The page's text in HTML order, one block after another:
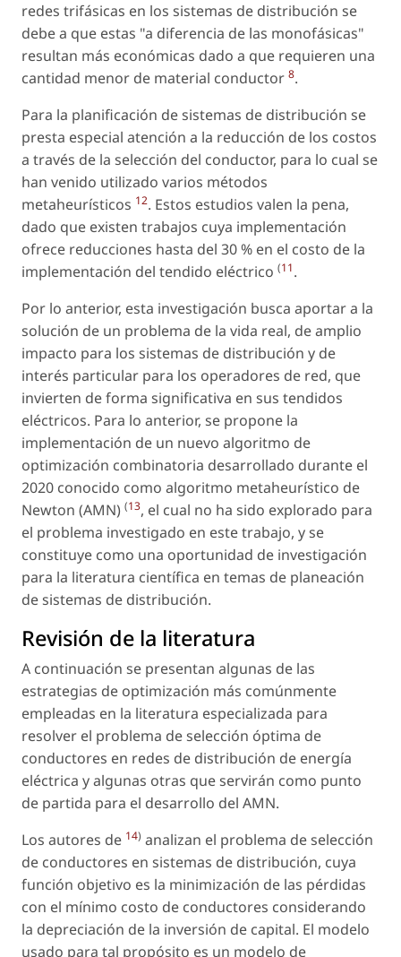
redes trifásicas en los sistemas de distribución se
debe a que estas "a diferencia de las monofásicas"
resultan más económicas dado a que requieren una
cantidad menor de material conductor 8.
Para la planificación de sistemas de distribución se
presta especial atención a la reducción de los costos
a través de la selección del conductor, para lo cual se
han venido utilizado varios métodos
metaheurísticos 12. Estos estudios valen la pena,
dado que existen trabajos cuya implementación
ofrece reducciones hasta del 30 % en el costo de la
implementación del tendido eléctrico (11.
Por lo anterior, esta investigación busca aportar a la
solución de un problema de la vida real, de amplio
impacto para los sistemas de distribución y de
interés particular para los operadores de red, que
invierten de forma significativa en sus tendidos
eléctricos. Para lo anterior, se propone la
implementación de un nuevo algoritmo de
optimización combinatoria desarrollado durante el
2020 conocido como algoritmo metaheurístico de
Newton (AMN) (13, el cual no ha sido explorado para
el problema investigado en este trabajo, y se
constituye como una oportunidad de investigación
para la literatura científica en temas de planeación
de sistemas de distribución.
Revisión de la literatura
A continuación se presentan algunas de las
estrategias de optimización más comúnmente
empleadas en la literatura especializada para
resolver el problema de selección óptima de
conductores en redes de distribución de energía
eléctrica y algunas otras que servirán como punto
de partida para el desarrollo del AMN.
Los autores de 14) analizan el problema de selección
de conductores en sistemas de distribución, cuya
función objetivo es la minimización de las pérdidas
con el mínimo costo de conductores considerando
la depreciación de la inversión de capital. El modelo
usado para tal propósito es un modelo de